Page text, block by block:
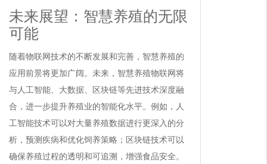
未来展望：智慧养殖的无限
可能
随着物联网技术的不断发展和完善，智慧养殖的
应用前景将更加广阔。未来，智慧养殖物联网将
与人工智能、大数据、区块链等先进技术深度融
合，进一步提升养殖业的智能化水平。例如，人
工智能技术可以对大量养殖数据进行更深入的分
析，预测疾病和优化饲养策略；区块链技术可以
确保养殖过程的透明和可追溯，增强食品安全。